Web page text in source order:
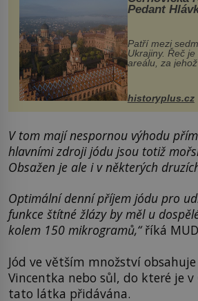
Pedant
Patří mezi
Ukrajiny. Řeč
areálu, za
český architekt
na něm dal
stavební plány
historyplus.cz
V tom mají nespornou výhodu
hlavními zdroji jódu jsou totiž
Obsažen je ale i v některých
Optimální denní příjem jódu pro
funkce štítné žlázy by měl u
kolem 150 mikrogramů,“říká
Jód ve větším množství
Vincentka nebo sůl, do které je v
tato látka přidávána.